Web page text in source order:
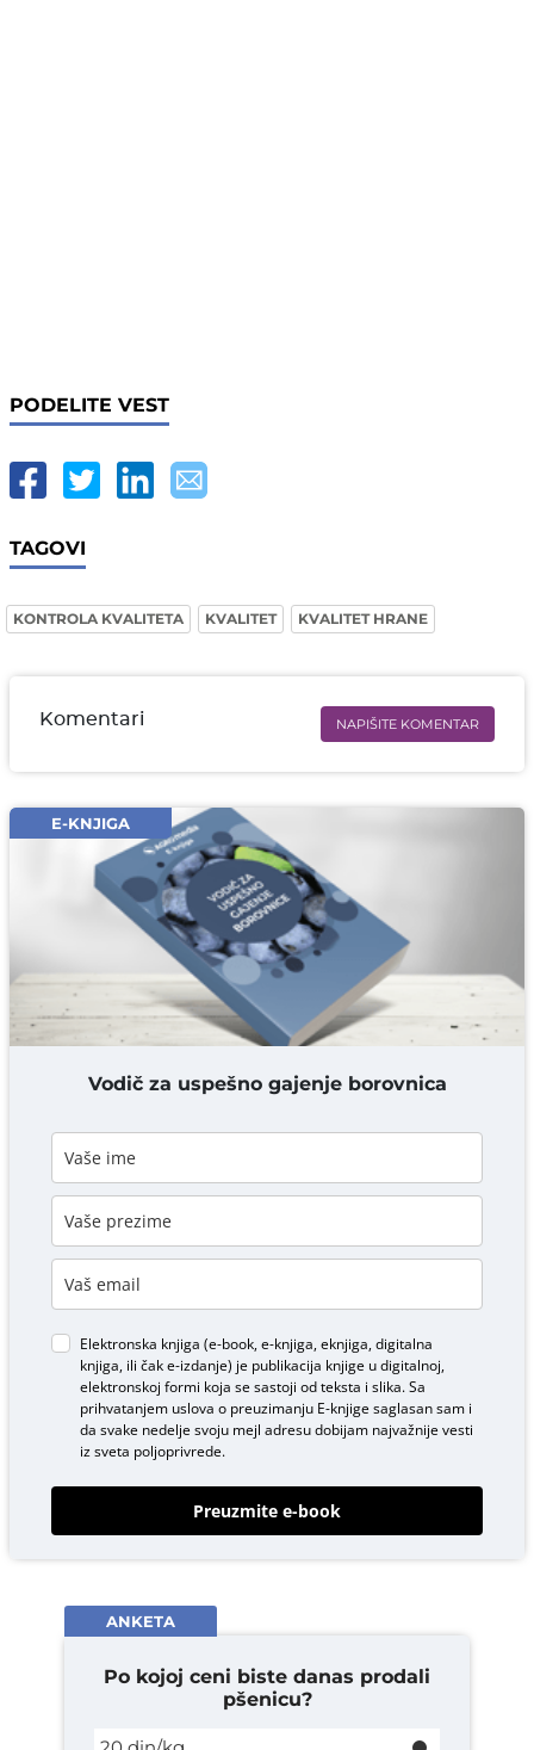
PODELITE VEST
TAGOVI
KONTROLA KVALITETA KVALITET KVALITET HRANE
Komentari NAPIŠITE KOMENTAR
Email* obavezno
Komentar* obavezno
DODAJ KOMENTAR
E-KNJIGA
Vodič za uspešno gajenje borovnica
Elektronska knjiga (e-book, e-knjiga, eknjiga, digitalna
knjiga, ili čak e-izdanje) je publikacija knjige u digitalnoj,
elektronskoj formi koja se sastoji od teksta i slika. Sa
prihvatanjem uslova o preuzimanju E-knjigesaglasan sam i
da svake nedelje svoju mejl adresu dobijam najvažnije vesti
iz sveta poljoprivrede.
Preuzmite e-book
ANKETA
Po kojoj ceni biste danas prodali
pšenicu?